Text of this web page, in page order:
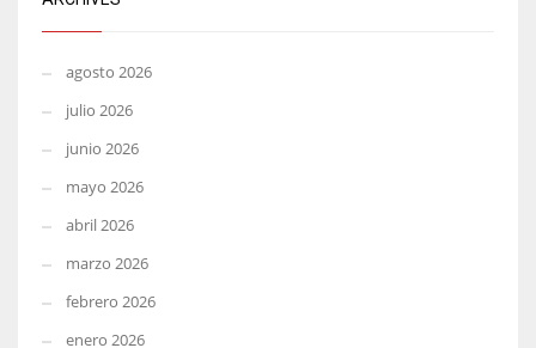
agosto 2026
julio 2026
junio 2026
mayo 2026
abril 2026
marzo 2026
febrero 2026
enero 2026